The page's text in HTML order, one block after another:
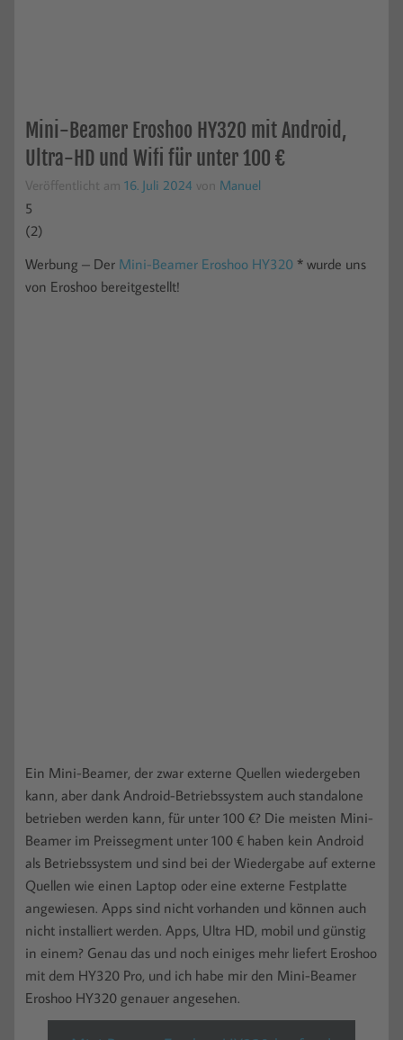
Mini-Beamer Eroshoo HY320 mit Android,
Ultra-HD und Wifi für unter 100 €
Veröffentlicht am 16. Juli 2024 von Manuel
5
(2)
Werbung – Der Mini-Beamer Eroshoo HY320 * wurde uns
von Eroshoo bereitgestellt!
Ein Mini-Beamer, der zwar externe Quellen wiedergeben
kann, aber dank Android-Betriebssystem auch standalone
betrieben werden kann, für unter 100 €? Die meisten Mini-
Beamer im Preissegment unter 100 € haben kein Android
als Betriebssystem und sind bei der Wiedergabe auf externe
Quellen wie einen Laptop oder eine externe Festplatte
angewiesen. Apps sind nicht vorhanden und können auch
nicht installiert werden. Apps, Ultra HD, mobil und günstig
in einem? Genau das und noch einiges mehr liefert Eroshoo
mit dem HY320 Pro, und ich habe mir den Mini-Beamer
Eroshoo HY320 genauer angesehen.